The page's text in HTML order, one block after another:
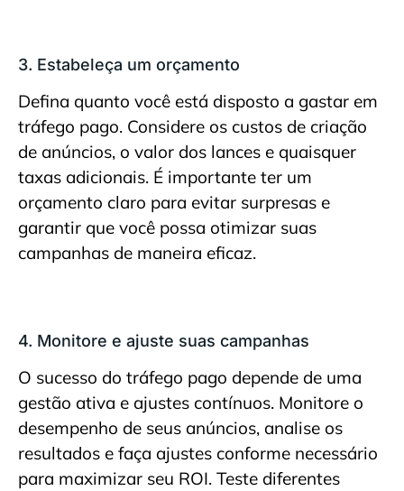
3. Estabeleça um orçamento
Defina quanto você está disposto a gastar em
tráfego pago. Considere os custos de criação
de anúncios, o valor dos lances e quaisquer
taxas adicionais. É importante ter um
orçamento claro para evitar surpresas e
garantir que você possa otimizar suas
campanhas de maneira eficaz.
4. Monitore e ajuste suas campanhas
O sucesso do tráfego pago depende de uma
gestão ativa e ajustes contínuos. Monitore o
desempenho de seus anúncios, analise os
resultados e faça ajustes conforme necessário
para maximizar seu ROI. Teste diferentes